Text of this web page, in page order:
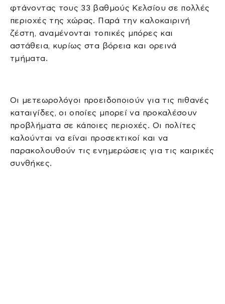
φτάνοντας τους 33 βαθμούς Κελσίου σε πολλές
περιοχές της χώρας. Παρά την καλοκαιρινή
ζέστη, αναμένονται τοπικές μπόρες και
αστάθεια, κυρίως στα βόρεια και ορεινά
τμήματα.
Οι μετεωρολόγοι προειδοποιούν για τις πιθανές
καταιγίδες, οι οποίες μπορεί να προκαλέσουν
προβλήματα σε κάποιες περιοχές. Οι πολίτες
καλούνται να είναι προσεκτικοί και να
παρακολουθούν τις ενημερώσεις για τις καιρικές
συνθήκες.